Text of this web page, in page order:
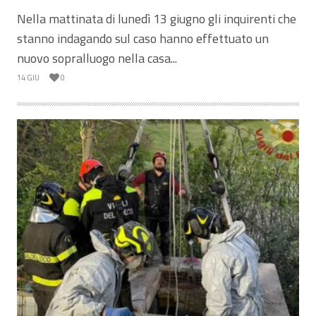
Nella mattinata di lunedì 13 giugno gli inquirenti che
stanno indagando sul caso hanno effettuato un
nuovo sopralluogo nella casa...
14 GIU 0